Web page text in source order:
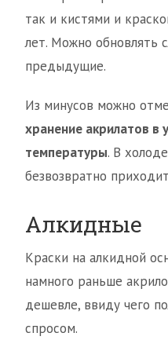
так и кистями и
лет. Можно обновлять
предыдущие.
Из минусов можно
хранение акрилатов в
температуры. В
безвозвратно
Алкидные
Краски на алкидной
намного раньше
дешевле, ввиду чего
спросом.